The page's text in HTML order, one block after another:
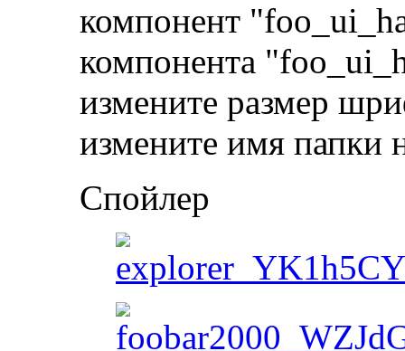
компонент
компонента
измените размер
измените имя папки
Спойлер